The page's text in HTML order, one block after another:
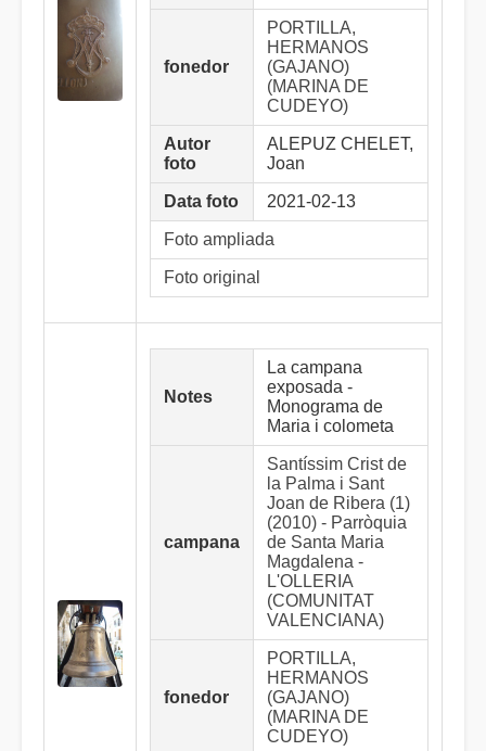
fonedor
PORTILLA,
HERMANOS
(GAJANO)
(MARINA DE
CUDEYO)
Autor
foto
ALEPUZ CHELET,
Joan
Data foto 2021-02-13
Foto ampliada
Foto original
Notes
La campana
exposada -
Monograma de
Maria i colometa
campana
Santíssim Crist de
la Palma i Sant
Joan de Ribera (1)
(2010) - Parròquia
de Santa Maria
Magdalena -
L'OLLERIA
(COMUNITAT
VALENCIANA)
fonedor
PORTILLA,
HERMANOS
(GAJANO)
(MARINA DE
CUDEYO)